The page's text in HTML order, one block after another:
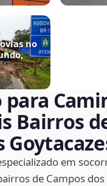
no
para
Bairros
em
de Campos dos